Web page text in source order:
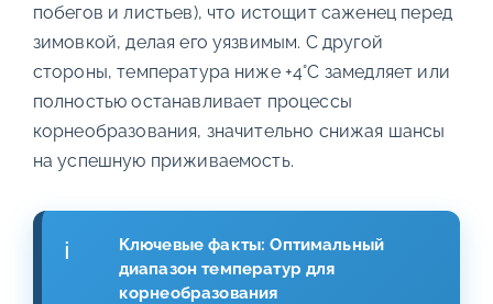
побегов и листьев), что истощит саженец перед
зимовкой, делая его уязвимым. С другой
стороны, температура ниже +4°C замедляет или
полностью останавливает процессы
корнеобразования, значительно снижая шансы
на успешную приживаемость.
Ключевые факты: Оптимальный
диапазон температур для
корнеобразования